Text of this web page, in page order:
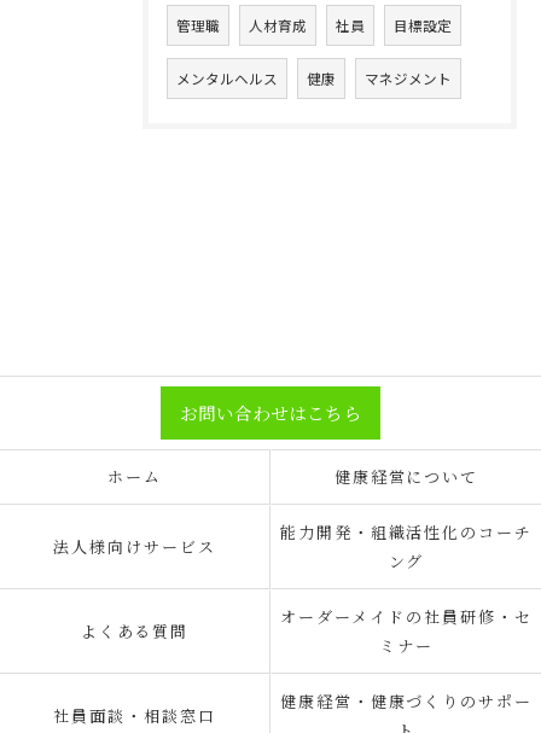
管理職 人材育成 社員 目標設定
メンタルヘルス 健康 マネジメント
お問い合わせはこちら
ホーム 健康経営について
法人様向けサービス
能力開発・組織活性化のコーチ
ング
よくある質問
オーダーメイドの社員研修・セ
ミナー
社員面談・相談窓口
健康経営・健康づくりのサポー